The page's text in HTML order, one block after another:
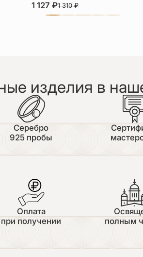
1 127₽1 310₽
изделия в
Серебро
925 пробы
Оплата
при получении
полным